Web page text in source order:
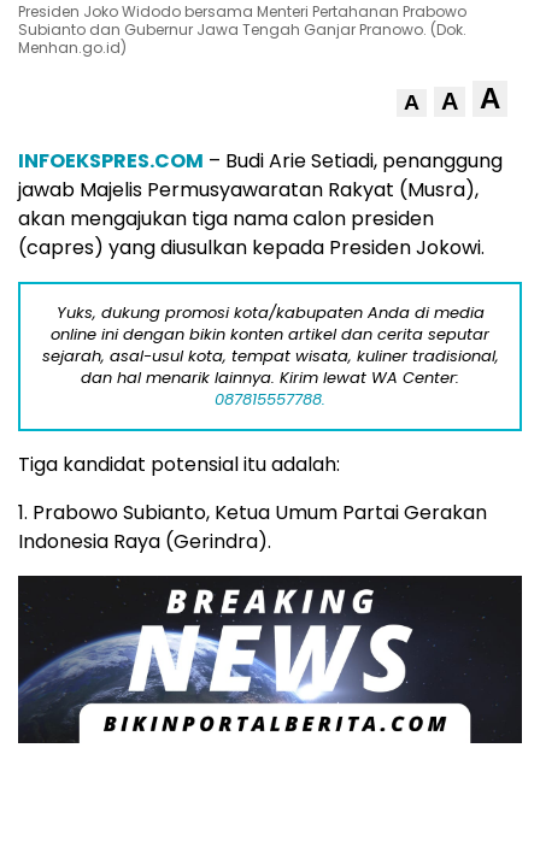
Presiden Joko Widodo bersama Menteri Pertahanan Prabowo
Subianto dan Gubernur Jawa Tengah Ganjar Pranowo. (Dok.
Menhan.go.id)
A A A
INFOEKSPRES.COM – Budi Arie Setiadi, penanggung
jawab Majelis Permusyawaratan Rakyat (Musra),
akan mengajukan tiga nama calon presiden
(capres) yang diusulkan kepada Presiden Jokowi.
Yuks, dukung promosi kota/kabupaten Anda di media
online ini dengan bikin konten artikel dan cerita seputar
sejarah, asal-usul kota, tempat wisata, kuliner tradisional,
dan hal menarik lainnya. Kirim lewat WA Center:
087815557788.
Tiga kandidat potensial itu adalah:
1. Prabowo Subianto, Ketua Umum Partai Gerakan
Indonesia Raya (Gerindra).